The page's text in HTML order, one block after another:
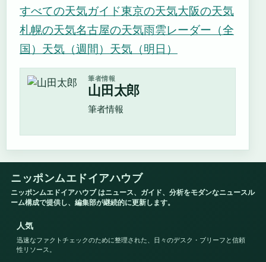
すべての天気ガイド東京の天気大阪の天気
札幌の天気名古屋の天気雨雲レーダー（全
国） 天気（週間） 天気（明日）
筆者情報
山田太郎
筆者情報
ニッポンムエドイアハウブ
ニッポンムエドイアハウブ はニュース、ガイド、分析をモダンなニュースル
ーム構成で提供し、編集部が継続的に更新します。
人気
迅速なファクトチェックのために整理された、日々のデスク・ブリーフと信頼
性リソース。